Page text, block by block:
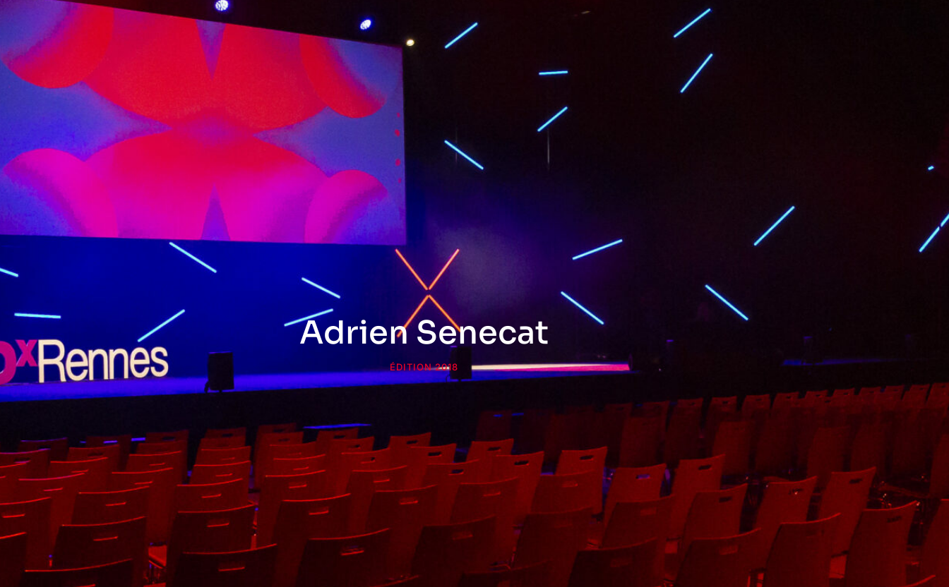
Adrien Senecat
ÉDITION 2018